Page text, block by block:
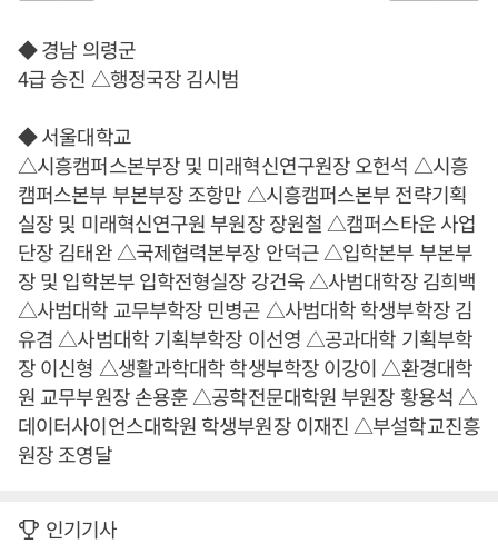
◆ 경남 의령군
4급 승진 △행정국장 김시범
◆ 서울대학교
△시흥캠퍼스본부장 및 미래혁신연구원장 오헌석 △시흥
캠퍼스본부 부본부장 조항만 △시흥캠퍼스본부 전략기획
실장 및 미래혁신연구원 부원장 장원철 △캠퍼스타운 사업
단장 김태완 △국제협력본부장 안덕근 △입학본부 부본부
장 및 입학본부 입학전형실장 강건욱 △사범대학장 김희백
△사범대학 교무부학장 민병곤 △사범대학 학생부학장 김
유겸 △사범대학 기획부학장 이선영 △공과대학 기획부학
장 이신형 △생활과학대학 학생부학장 이강이 △환경대학
원 교무부원장 손용훈 △공학전문대학원 부원장 황용석 △
데이터사이언스대학원 학생부원장 이재진 △부설학교진흥
원장 조영달
인기기사